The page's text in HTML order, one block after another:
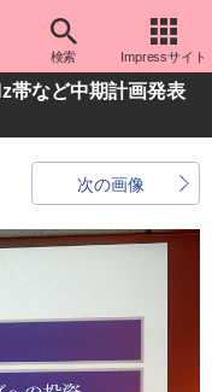
検索 Impressサイト
帯など中期計画発表
次の画像